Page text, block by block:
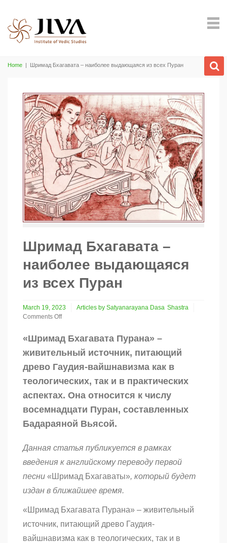
Home | Шримад Бхагавата – наиболее выдающаяся из всех Пуран
Шримад Бхагавата –
наиболее выдающаяся
из всех Пуран
March 19, 2023 Articles by Satyanarayana Dasa Shastra
Comments Off
Шримад
Бхагавата
–
выдающаяся
из
Пуран
«Шримад Бхагавата Пурана» –
живительный источник, питающий
древо Гаудия-вайшнавизма как в
теологических, так и в практических
аспектах. Она относится к числу
восемнадцати Пуран, составленных
Бадараяной Вьясой.
Данная статья публикуется в рамках
введения к английскому переводу первой
песни «Шримад Бхагаваты», который будет
издан в ближайшее время.
«Шримад Бхагавата Пурана» – живительный
источник, питающий древо Гаудия-
вайшнавизма как в теологических, так и в